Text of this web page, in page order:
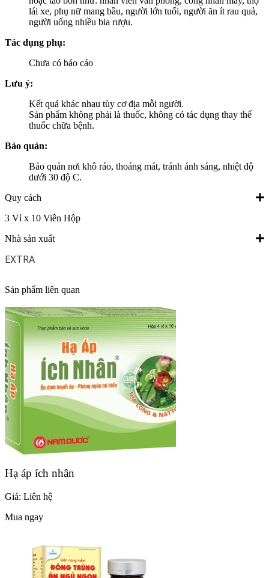
lái xe, phụ nữ mang bầu, người lớn tuổi, người ăn ít rau quả,
người uống nhiều bia rượu.
Tác dụng phụ:
Chưa có báo cáo
Lưu ý:
Kết quả khác nhau tùy cơ địa mỗi người.
Sản phẩm không phải là thuốc, không có tác dụng thay thế
thuốc chữa bệnh.
Bảo quản:
Bảo quản nơi khô ráo, thoáng mát, tránh ánh sáng, nhiệt độ
dưới 30 độ C.
Quy cách
3 Vỉ x 10 Viên Hộp
Nhà sản xuất
EXTRA
Sản phẩm liên quan
Hạ áp ích nhân
Giá: Liên hệ
Mua ngay